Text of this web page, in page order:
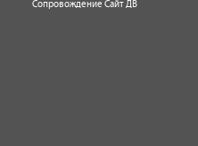
Сопровождение Сайт ДВ